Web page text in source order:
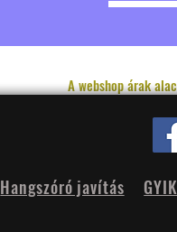
A webshop árak
Hangszóró javítás GYIK